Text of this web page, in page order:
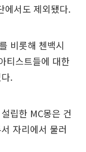
에서도 제외됐다.
비롯해 첸백시
티스트들에 대한
.
립한 MC몽은 건
자리에서 물러